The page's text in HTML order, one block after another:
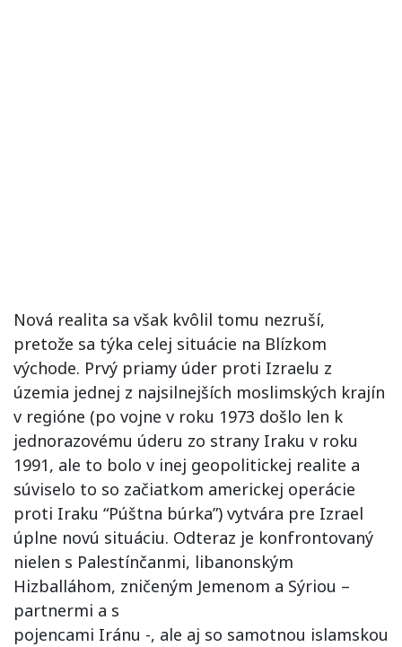
Nová realita sa však kvôlil tomu nezruší,
pretože sa týka celej situácie na Blízkom
východe. Prvý priamy úder proti Izraelu z
územia jednej z najsilnejších moslimských krajín
v regióne (po vojne v roku 1973 došlo len k
jednorazovému úderu zo strany Iraku v roku
1991, ale to bolo v inej geopolitickej realite a
súviselo to so začiatkom americkej operácie
proti Iraku “Púštna búrka”) vytvára pre Izrael
úplne novú situáciu. Odteraz je konfrontovaný
nielen s Palestínčanmi, libanonským
Hizballáhom, zničeným Jemenom a Sýriou –
partnermi a s
pojencami Iránu -, ale aj so samotnou islamskou